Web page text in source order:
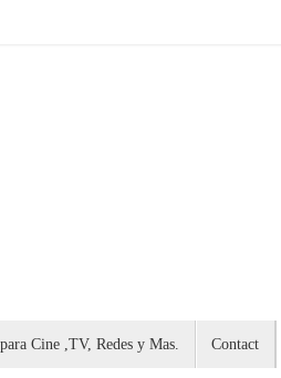
Cine ,TV, Redes y Mas. Contact